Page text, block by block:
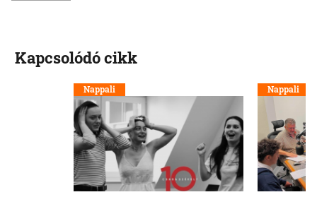
Kapcsolódó cikk
Nappali Nappali